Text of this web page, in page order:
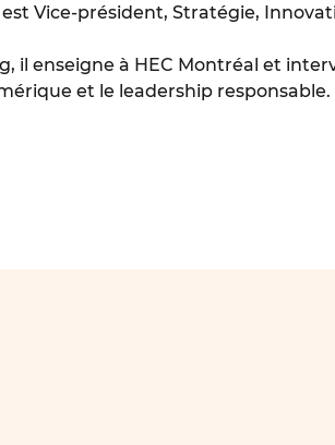
est Vice-président, Stratégie,
il enseigne à HEC Montréal et
et le leadership responsable.